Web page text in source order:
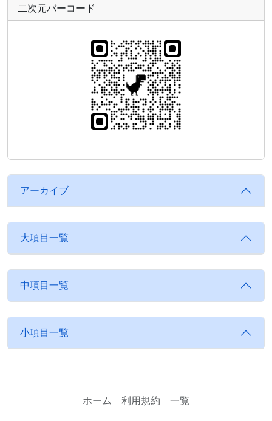
二次元バーコード
アーカイブ
大項目一覧
中項目一覧
小項目一覧
ホーム 利用規約 一覧